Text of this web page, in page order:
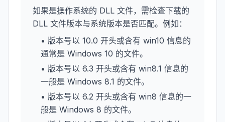
如果是操作系统的 DLL 文件，需检查下载的
DLL 文件版本与系统版本是否匹配。例如：
• 版本号以 10.0 开头或含有 win10 信息的
通常是 Windows 10 的文件。
• 版本号以 6.3 开头或含有 win8.1 信息的
一般是 Windows 8.1 的文件。
• 版本号以 6.2 开头或含有 win8 信息的一
般是 Windows 8 的文件。